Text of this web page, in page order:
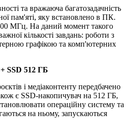
та вражаюча багатозадачність
пам'яті, яку встановлено в ПК.
МГц. На даний момент такого
кількості завдань: роботи з
графікою та комп'ютерних
SSD 512 ГБ
і медіаконтенту передбачено
є SSD-накопичувач на 512 ГБ,
операційну систему та
на ньому, запускаються